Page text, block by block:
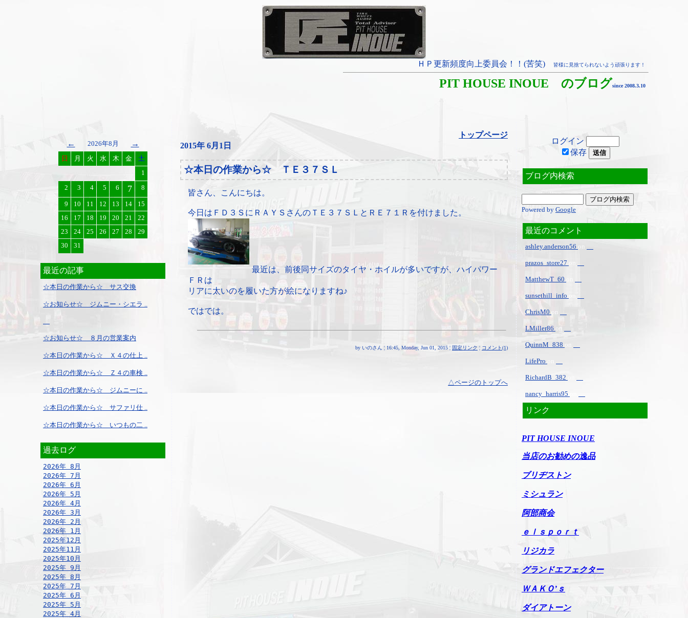
ＨＰ更新頻度向上委員会！！(苦笑) 皆様に見捨てられないよう頑張ります！
PIT HOUSE INOUE のブログsince 2008.3.10
← 2026年8月 →
日 月 火 水 木 金
土
1
2
3 4 5 6 7 8
9 10 11 12 13 14
15
16
17 18 19 20 21
22
23
24 25 26 27 28
29
30
31
最近の記事
☆本日の作業から☆ サス交換
☆お知らせ☆ ジムニー・シエラ ..
☆お知らせ☆ ８月の営業案内
☆本日の作業から☆ Ｘ４の仕上 ..
☆本日の作業から☆ Ｚ４の車検 ..
☆本日の作業から☆ ジムニーに ..
☆本日の作業から☆ サファリ仕 ..
☆本日の作業から☆ いつもの二 ..
過去ログ
2026年 8月
2026年 7月
2026年 6月
2026年 5月
2026年 4月
2026年 3月
2026年 2月
2026年 1月
2025年12月
2025年11月
2025年10月
2025年 9月
2025年 8月
2025年 7月
2025年 6月
2025年 5月
2025年 4月
トップページ
2015年 6月1日
☆本日の作業から☆ ＴＥ３７ＳＬ
皆さん、こんにちは。
今日はＦＤ３ＳにＲＡＹＳさんのＴＥ３７ＳＬとＲＥ７１Ｒを付けました。
最近は、前後同サイズのタイヤ・ホイルが多いですが、ハイパワー
ＦＲは
リアに太いのを履いた方が絵になりますね♪
ではでは。
by いのさん ¦ 16:45, Monday, Jun 01, 2015 ¦ 固定リンク ¦ コメント(1)
△ページのトップへ
ログイン
保存
ブログ内検索
Powered by Google
最近のコメント
ashley.anderson56 on
prazos_store27 on
MatthewT_60
sunsethill_info on
ChrisM0 on
LMiller86 on
QuinnM_838 on
LifePro
RichardB_382
nancy_harris95
リンク
PIT HOUSE INOUE
当店のお勧めの逸品
ブリヂストン
ミシュラン
阿部商会
ｅｌｓｐｏｒｔ
リジカラ
グランドエフェクター
ＷＡＫＯ’ｓ
ダイアトーン